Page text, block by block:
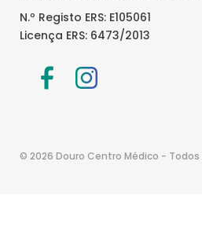
N.º Registo ERS: E105061
Licença ERS: 6473/2013
© 2026 Douro Centro Médico -